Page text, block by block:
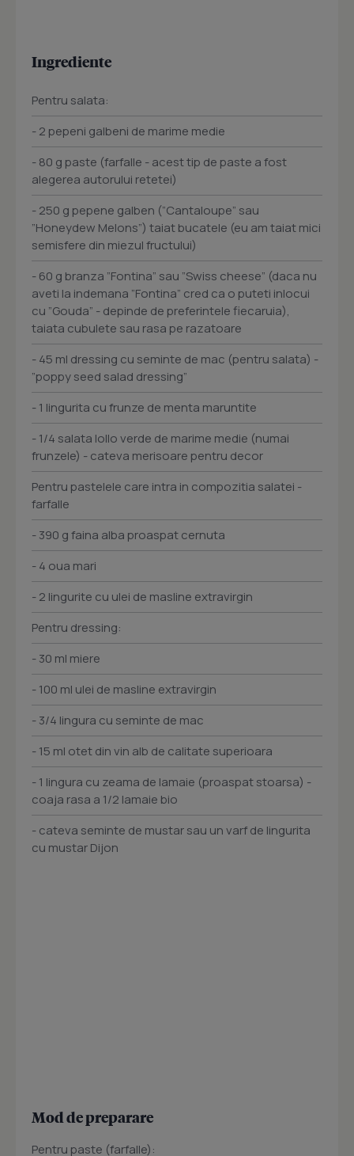
Ingrediente
Pentru salata:
- 2 pepeni galbeni de marime medie
- 80 g paste (farfalle - acest tip de paste a fost
alegerea autorului retetei)
- 250 g pepene galben (”Cantaloupe” sau
”Honeydew Melons”) taiat bucatele (eu am taiat mici
semisfere din miezul fructului)
- 60 g branza ”Fontina” sau ”Swiss cheese” (daca nu
aveti la indemana ”Fontina” cred ca o puteti inlocui
cu ”Gouda” - depinde de preferintele fiecaruia),
taiata cubulete sau rasa pe razatoare
- 45 ml dressing cu seminte de mac (pentru salata) -
”poppy seed salad dressing”
- 1 lingurita cu frunze de menta maruntite
- 1/4 salata lollo verde de marime medie (numai
frunzele) - cateva merisoare pentru decor
Pentru pastelele care intra in compozitia salatei -
farfalle
- 390 g faina alba proaspat cernuta
- 4 oua mari
- 2 lingurite cu ulei de masline extravirgin
Pentru dressing:
- 30 ml miere
- 100 ml ulei de masline extravirgin
- 3/4 lingura cu seminte de mac
- 15 ml otet din vin alb de calitate superioara
- 1 lingura cu zeama de lamaie (proaspat stoarsa) -
coaja rasa a 1/2 lamaie bio
- cateva seminte de mustar sau un varf de lingurita
cu mustar Dijon
Mod de preparare
Pentru paste (farfalle):